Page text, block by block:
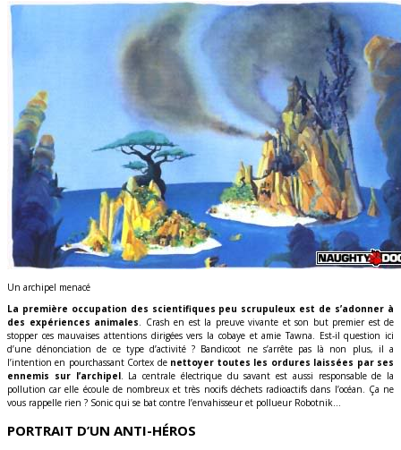
Un archipel menacé
La première occupation des scientifiques peu scrupuleux est de s’adonner à
des expériences animales . Crash en est la preuve vivante et son but premier est de
stopper ces mauvaises attentions dirigées vers la cobaye et amie Tawna. Est-il question ici
d’une dénonciation de ce type d’activité ? Bandicoot ne s’arrête pas là non plus, il a
l’intention en pourchassant Cortex denettoyer toutes les ordures laissées par ses
ennemis sur l’archipel. La centrale électrique du savant est aussi responsable de la
pollution car elle écoule de nombreux et très nocifs déchets radioactifs dans l’océan. Ça ne
vous rappelle rien ? Sonic qui se bat contre l’envahisseur et pollueur Robotnik…
PORTRAIT D’UN ANTI-HÉROS